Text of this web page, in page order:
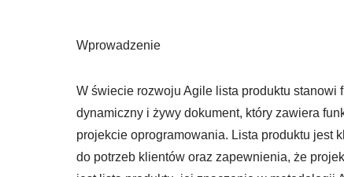
Wprowadzenie
W świecie rozwoju Agile lista produktu stanowi
dynamiczny i żywy dokument, który zawiera
projekcie oprogramowania. Lista produktu jest
do potrzeb klientów oraz zapewnienia, że